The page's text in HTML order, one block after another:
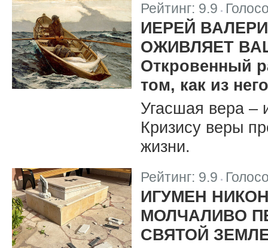
Рейтинг: 9.9
ИЕРЕЙ
ОЖИВЛЯЕТ
Откровенный
том, как из
Угасшая вера –
Кризису веры
жизни.
Рейтинг: 9.9
ИГУМЕН
МОЛЧАЛИВО
СВЯТОЙ